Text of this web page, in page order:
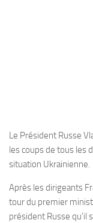
Le Président Russe
les coups de tous les
situation Ukrainienne.
Après les dirigeants
tour du premier
président Russe qu’il